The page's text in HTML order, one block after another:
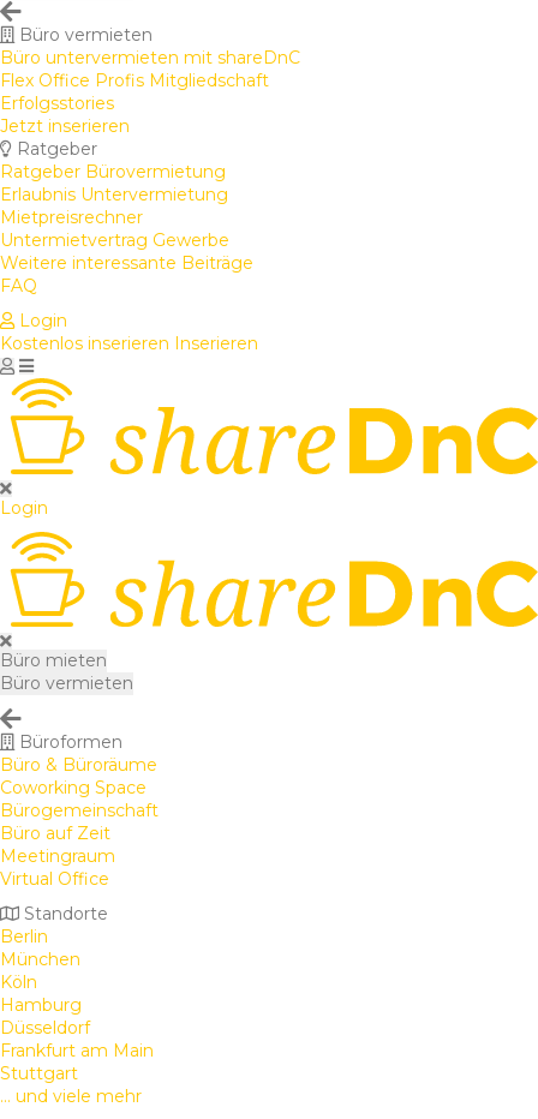
Büro vermieten
Büro untervermieten mit shareDnC
Flex Office Profis Mitgliedschaft
Erfolgsstories
Jetzt inserieren
Ratgeber
Ratgeber Bürovermietung
Erlaubnis Untervermietung
Mietpreisrechner
Untermietvertrag Gewerbe
Weitere interessante Beiträge
FAQ
Login
Kostenlos inserieren Inserieren
Login
Büro mieten
Büro vermieten
Büroformen
Büro & Büroräume
Coworking Space
Bürogemeinschaft
Büro auf Zeit
Meetingraum
Virtual Office
Standorte
Berlin
München
Köln
Hamburg
Düsseldorf
Frankfurt am Main
Stuttgart
... und viele mehr